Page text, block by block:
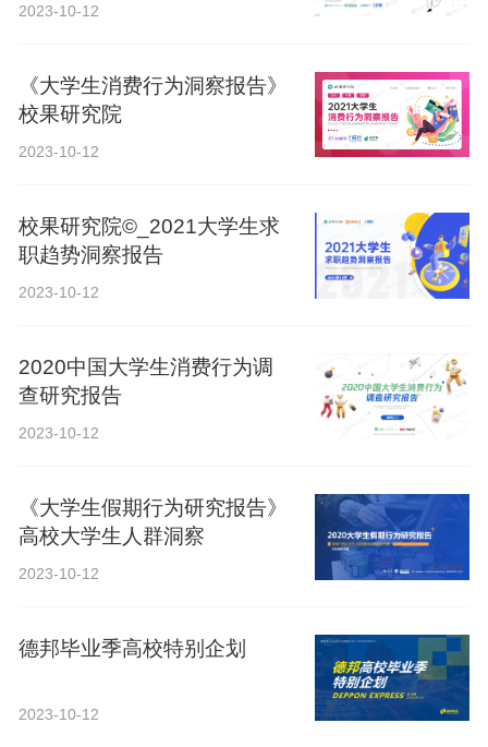
2023-10-12
《大学生消费行为洞察报告》
校果研究院
2023-10-12
校果研究院©_2021大学生求
职趋势洞察报告
2023-10-12
2020中国大学生消费行为调
查研究报告
2023-10-12
《大学生假期行为研究报告》
高校大学生人群洞察
2023-10-12
德邦毕业季高校特别企划
2023-10-12